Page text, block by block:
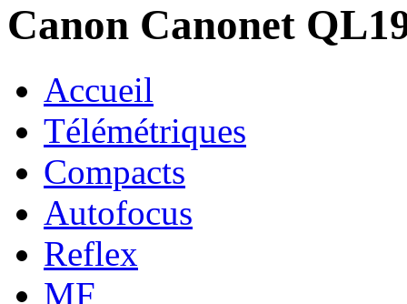
Canon Canonet
Accueil
Télémétriques
Compacts
Autofocus
Reflex
MF